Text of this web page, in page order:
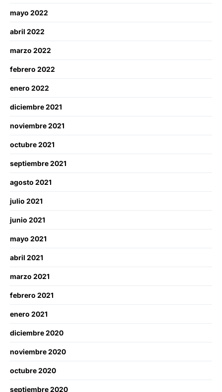
mayo 2022
abril 2022
marzo 2022
febrero 2022
enero 2022
diciembre 2021
noviembre 2021
octubre 2021
septiembre 2021
agosto 2021
julio 2021
junio 2021
mayo 2021
abril 2021
marzo 2021
febrero 2021
enero 2021
diciembre 2020
noviembre 2020
octubre 2020
septiembre 2020